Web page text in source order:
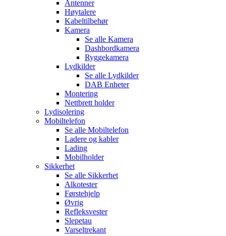
Antenner
Høytalere
Kabeltilbehør
Kamera
Se alle Kamera
Dashbordkamera
Ryggekamera
Lydkilder
Se alle Lydkilder
DAB Enheter
Montering
Nettbrett holder
Lydisolering
Mobiltelefon
Se alle Mobiltelefon
Ladere og kabler
Lading
Mobilholder
Sikkerhet
Se alle Sikkerhet
Alkotester
Førstehjelp
Øvrig
Refleksvester
Slepetau
Varseltrekant